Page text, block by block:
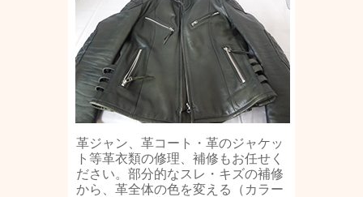
革ジャン、革コート・革のジャケッ
ト等革衣類の修理、補修もお任せく
ださい。部分的なスレ・キズの補修
から、革全体の色を変える（カラー